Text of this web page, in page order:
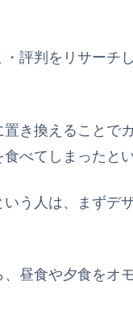
評判をリサーチ
き換えることで
べてしまったと
う人は、まずデ
昼食や夕食をオ